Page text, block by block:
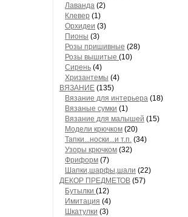
Лаванда (2)
Клевер (1)
Орхидеи (3)
Пионы (3)
Розы пришивные (28)
Розы вышитые (10)
Сирень (4)
Хризантемы (4)
ВЯЗАНИЕ (135)
Вязание для интерьера (18)
Вязаные сумки (1)
Вязание для малышей (15)
Модели крючком (20)
Тапки...носки...и т.п. (34)
Узоры крючком (32)
Фриформ (7)
Шапки,шарфы,шали (22)
ДЕКОР ПРЕДМЕТОВ (57)
Бутылки (12)
Имитация (4)
Шкатулки (3)